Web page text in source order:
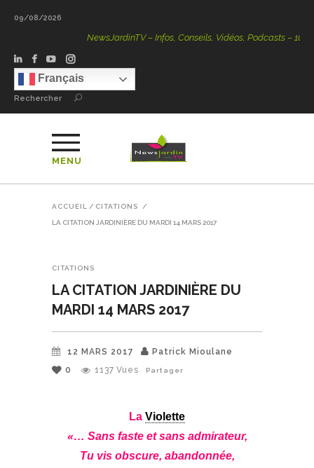
09/08/2026
NewsJardinTV – Infos, Conseils, Vidéos, Podcasts – 100 %
Français
Rechercher
MENU
ACCUEIL / CITATIONS /
LA CITATION JARDINIÈRE DU MARDI 14 MARS 2017
CITATIONS
LA CITATION JARDINIÈRE DU
MARDI 14 MARS 2017
12 MARS 2017
Patrick Mioulane
0
1137 Vues Partager
La Violette
«… Sans faste et sans admirateur,
Tu vis obscure, abandonnée,